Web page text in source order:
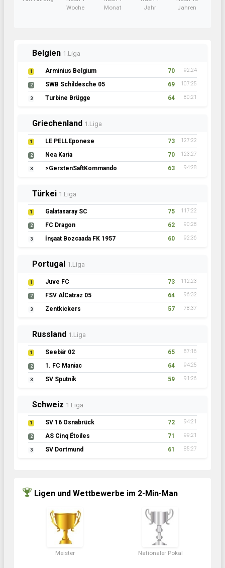
Woche
Monat
Jahr
Jahren
Belgien 1.Liga
1 Arminius Belgium 70 92:24
2 SWB Schildesche 05 69 107:25
3 Turbine Brügge 64 80:21
Griechenland 1.Liga
1 LE PELLEponese 73 127:22
2 Nea Karia 70 123:27
3 >GerstenSaftKommando 63 94:28
Türkei 1.Liga
1 Galatasaray SC 75 117:22
2 FC Dragon 62 90:28
3 İnşaat Bozcaada FK 1957 60 92:36
Portugal 1.Liga
1 Juve FC 73 112:23
2 FSV AlCatraz 05 64 96:32
3 Zentkickers 57 78:37
Russland 1.Liga
1 Seebär 02 65 87:16
2 1. FC Maniac 64 94:25
3 SV Sputnik 59 91:26
Schweiz 1.Liga
1 SV 16 Osnabrück 72 94:21
2 AS Cinq Étoiles 71 99:21
3 SV Dortmund 61 85:27
Ligen und Wettbewerbe im 2-Min-Man
Meister Nationaler Pokal